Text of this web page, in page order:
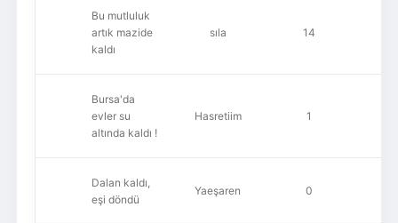
Bu mutluluk
artık mazide
kaldı
sıla 14
Bursa'da
evler su
altında kaldı !
Hasretiim 1
Dalan kaldı,
eşi döndü
Yaeşaren 0